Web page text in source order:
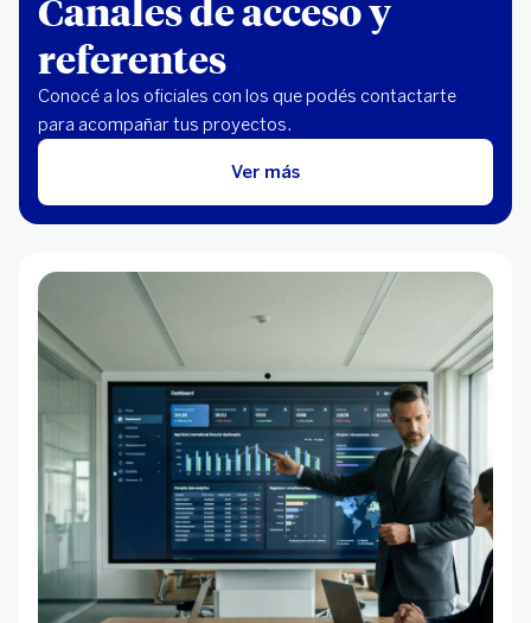
Canales de acceso y
referentes
Conocé a los oficiales con los que podés contactarte
para acompañar tus proyectos.
Ver más